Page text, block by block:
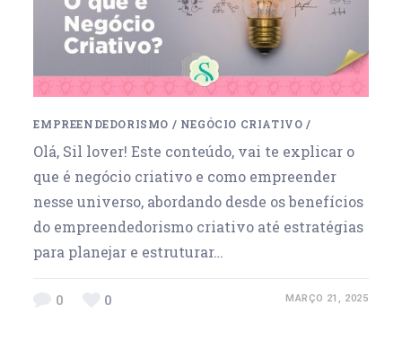
EMPREENDEDORISMO / NEGÓCIO CRIATIVO /
Olá, Sil lover! Este conteúdo, vai te explicar o
que é negócio criativo e como empreender
nesse universo, abordando desde os benefícios
do empreendedorismo criativo até estratégias
para planejar e estruturar…
0 0 MARÇO 21, 2025